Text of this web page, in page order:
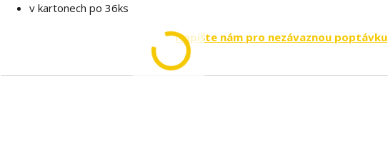
v kartonech po 36ks
Napište nám pro nezávaznou poptávku